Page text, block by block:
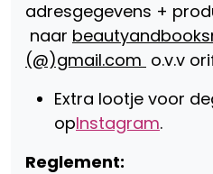
adresgegevens +
naar
(@)gmail.com o.v.v
Extra lootje voor
opInstagram.
Reglement: